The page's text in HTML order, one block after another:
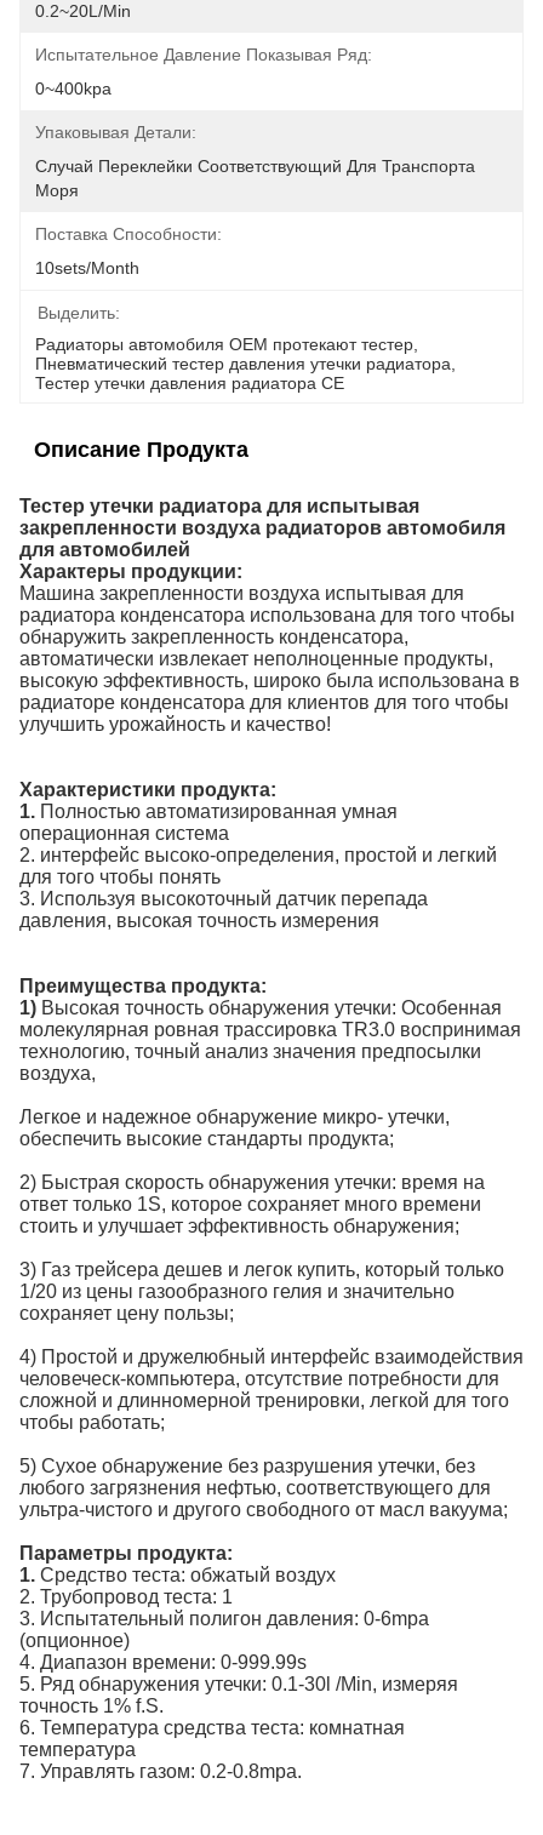
0.2~20L/min
Испытательное Давление Показывая Ряд:
0~400kpa
Упаковывая Детали:
Случай Переклейки Соответствующий Для Транспорта
Моря
Поставка Способности:
10sets/month
Выделить:
Радиаторы автомобиля OEM протекают тестер
Пневматический тестер давления утечки радиатора
Тестер утечки давления радиатора CE
Описание Продукта
Тестер утечки радиатора для испытывая
закрепленности воздуха радиаторов автомобиля
для автомобилей
Характеры продукции:
Машина закрепленности воздуха испытывая для
радиатора конденсатора использована для того чтобы
обнаружить закрепленность конденсатора,
автоматически извлекает неполноценные продукты,
высокую эффективность, широко была использована в
радиаторе конденсатора для клиентов для того чтобы
улучшить урожайность и качество!
Характеристики продукта:
1. Полностью автоматизированная умная
операционная система
2. интерфейс высоко-определения, простой и легкий
для того чтобы понять
3. Используя высокоточный датчик перепада
давления, высокая точность измерения
Преимущества продукта:
1) Высокая точность обнаружения утечки: Особенная
молекулярная ровная трассировка TR3.0 воспринимая
технологию, точный анализ значения предпосылки
воздуха,
Легкое и надежное обнаружение микро- утечки,
обеспечить высокие стандарты продукта;
2) Быстрая скорость обнаружения утечки: время на
ответ только 1S, которое сохраняет много времени
стоить и улучшает эффективность обнаружения;
3) Газ трейсера дешев и легок купить, который только
1/20 из цены газообразного гелия и значительно
сохраняет цену пользы;
4) Простой и дружелюбный интерфейс взаимодействия
человеческ-компьютера, отсутствие потребности для
сложной и длинномерной тренировки, легкой для того
чтобы работать;
5) Сухое обнаружение без разрушения утечки, без
любого загрязнения нефтью, соответствующего для
ультра-чистого и другого свободного от масл вакуума;
Параметры продукта:
1. Средство теста: обжатый воздух
2. Трубопровод теста: 1
3. Испытательный полигон давления: 0-6mpa
(опционное)
4. Диапазон времени: 0-999.99s
5. Ряд обнаружения утечки: 0.1-30l /Min, измеряя
точность 1% f.S.
6. Температура средства теста: комнатная
температура
7. Управлять газом: 0.2-0.8mpa.